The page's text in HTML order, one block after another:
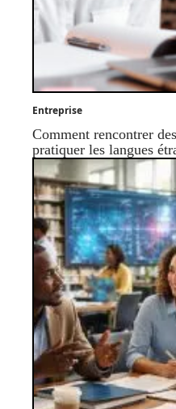
Entreprise
Comment rencontrer
pratiquer les langues